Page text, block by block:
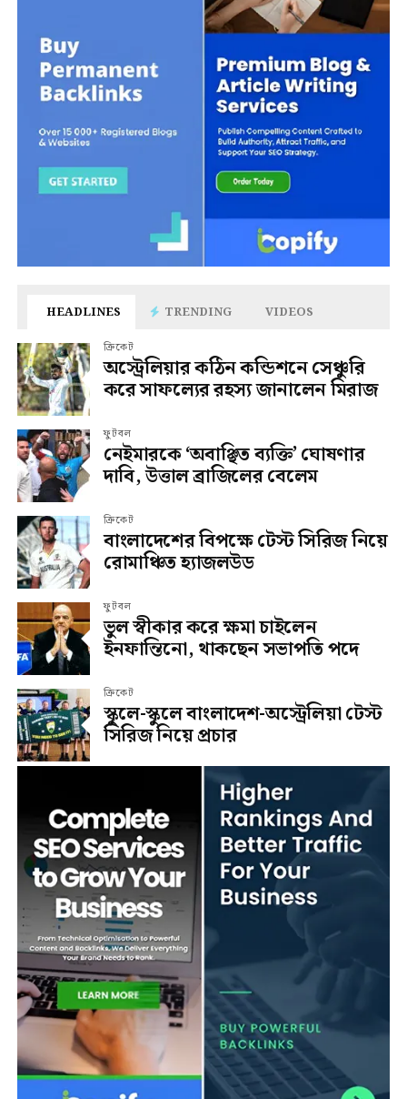
HEADLINES TRENDING VIDEOS
ক্রিকেট
অস্ট্রেলিয়ার কঠিন কন্ডিশনে সেঞ্চুরি
করে সাফল্যের রহস্য জানালেন মিরাজ
ফুটবল
নেইমারকে ‘অবাঞ্ছিত ব্যক্তি’ ঘোষণার
দাবি, উত্তাল ব্রাজিলের বেলেম
ক্রিকেট
বাংলাদেশের বিপক্ষে টেস্ট সিরিজ নিয়ে
রোমাঞ্চিত হ্যাজলউড
ফুটবল
ভুল স্বীকার করে ক্ষমা চাইলেন
ইনফান্তিনো, থাকছেন সভাপতি পদে
ক্রিকেট
স্কুলে-স্কুলে বাংলাদেশ-অস্ট্রেলিয়া টেস্ট
সিরিজ নিয়ে প্রচার